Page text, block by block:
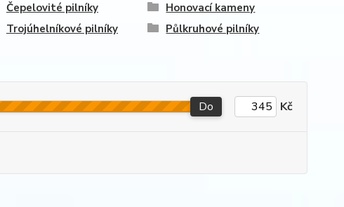
Čepelovité pilníky
Honovací kameny
Trojúhelníkové pilníky
Půlkruhové pilníky
Do Kč